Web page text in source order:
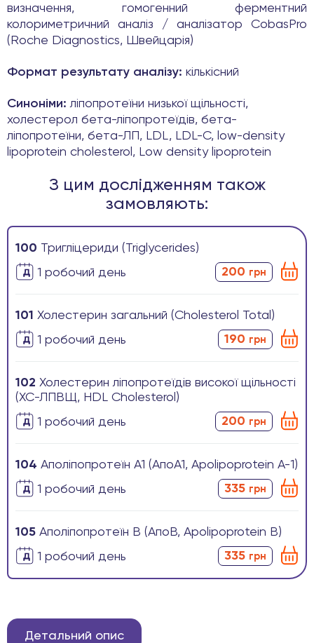
визначення, гомогенний ферментний
колориметричний аналіз / аналізатор CobasPro
(Roche Diagnostics, Швейцарія)
Формат результату аналізу: кількісний
Синоніми:ліпопротеїни низької щільності,
холестерол бета-ліпопротеїдів, бета-
ліпопротеїни, бета-ЛП, LDL, LDL-C, low-density
lipoprotein cholesterol, Low density lipoprotein
З цим дослідженням також
замовляють:
100 Тригліцериди (Triglycerides)
1 робочиӣ день
200 грн
101 Холестерин загальний (Cholesterol Total)
1 робочиӣ день
190 грн
102 Холестерин ліпопротеїдів високої щільності
(ХС-ЛПВЩ, HDL Cholesterol)
1 робочиӣ день
200 грн
104 Аполіпопротеїн А1 (АпоА1, Apolipoprotein A-1)
1 робочиӣ день
335 грн
105 Аполіпопротеїн В (АпоВ, Apolipoprotein B)
1 робочиӣ день
335 грн
Детальний опис